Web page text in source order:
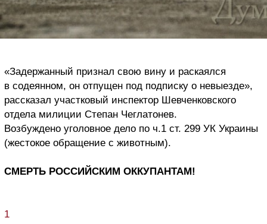
«Задержанный признал свою вину и раскаялся
в содеянном, он отпущен под подписку о невыезде»,
рассказал участковый инспектор Шевченковского
отдела милиции Степан Чеглатонев.
Возбуждено уголовное дело по ч.1 ст. 299 УК Украины
(жестокое обращение с животным).
СМЕРТЬ РОССИЙСКИМ ОККУПАНТАМ!
1